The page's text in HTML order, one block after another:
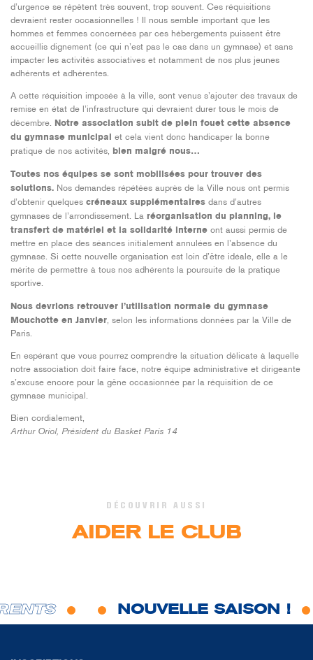
d’urgence se répètent très souvent, trop souvent. Ces réquisitions
devraient rester occasionnelles ! Il nous semble important que les
hommes et femmes concernées par ces hébergements puissent être
accueillis dignement (ce qui n’est pas le cas dans un gymnase) et sans
impacter les activités associatives et notamment de nos plus jeunes
adhérents et adhérentes.
A cette réquisition imposée à la ville, sont venus s’ajouter des travaux de
remise en état de l’infrastructure qui devraient durer tous le mois de
décembre.
Notre association subit de plein fouet cette absence
du gymnase municipal
et cela vient donc handicaper la bonne
pratique de nos activités,
bien malgré nous…
Toutes nos équipes se sont mobilisées pour trouver des
solutions. Nos demandes répétées auprès de la Ville nous ont permis
d’obtenir quelques créneaux supplémentaires dans d’autres
gymnases de l’arrondissement. La réorganisation du planning, le
transfert de matériel et la solidarité interne ont aussi permis de
mettre en place des séances initialement annulées en l’absence du
gymnase. Si cette nouvelle organisation est loin d’être idéale, elle a le
mérite de permettre à tous nos adhérents la poursuite de la pratique
sportive.
Nous devrions retrouver l’utilisation normale du gymnase
Mouchotte en Janvier, selon les informations données par la Ville de
Paris.
En espérant que vous pourrez comprendre la situation délicate à laquelle
notre association doit faire face, notre équipe administrative et dirigeante
s’excuse encore pour la gêne occasionnée par la réquisition de ce
gymnase municipal.
Bien cordialement,
Arthur Oriol, Président du Basket Paris 14
DÉCOUVRIR AUSSI
AIDER LE CLUB
NOUVELLE SAISON !